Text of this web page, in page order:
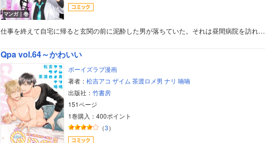
ボーイズラブ
マンガ｜巻
仕事を終えて自宅に帰ると玄関の前に泥酔した男が落ちていた。それは昼間病院を訪れ…
Qpa vol.64～かわいい
ボーイズラブ漫画
著者： 松吉アコ ザイム 茶渡ロメ男 ナリ 喃喃
出版社： 竹書房
151ページ
1巻購入：400ポイント
（3）